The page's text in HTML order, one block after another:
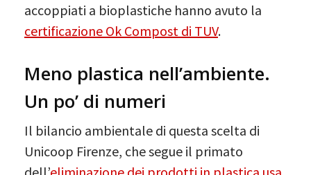
accoppiati a bioplastiche hanno avuto la
certificazione Ok Compost di TUV.
Meno plastica nell’ambiente.
Un po’ di numeri
Il bilancio ambientale di questa scelta di
Unicoop Firenze, che segue il primato